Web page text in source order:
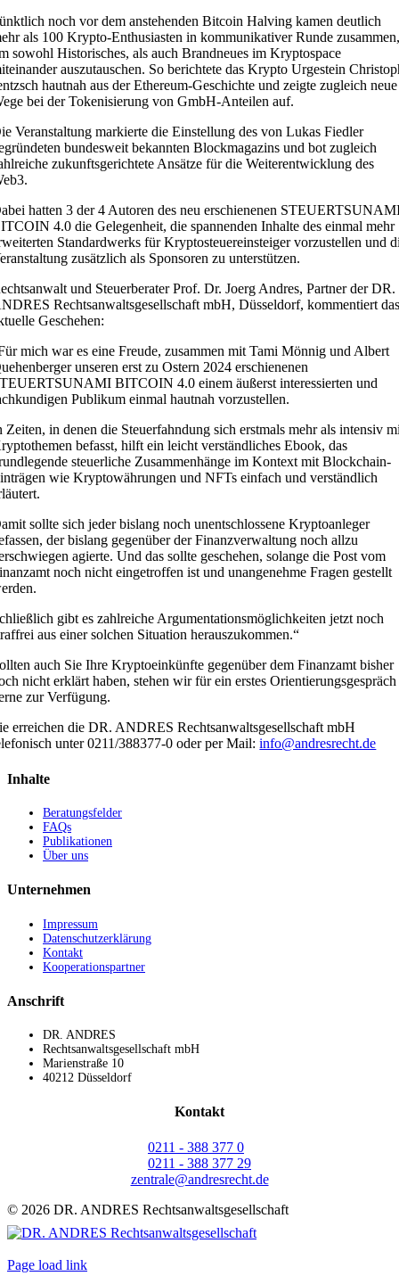
noch vor dem anstehenden Bitcoin Halving kamen deutlich
als 100 Krypto-Enthusiasten in kommunikativer Runde
sowohl Historisches, als auch Brandneues im Kryptospace
auszutauschen. So berichtete das Krypto Urgestein
hautnah aus der Ethereum-Geschichte und zeigte zugleich neue
bei der Tokenisierung von GmbH-Anteilen auf.
Veranstaltung markierte die Einstellung des von Lukas Fiedler
bundesweit bekannten Blockmagazins und bot zugleich
zukunftsgerichtete Ansätze für die Weiterentwicklung des
hatten 3 der 4 Autoren des neu erschienenen
4.0 die Gelegenheit, die spannenden Inhalte des einmal mehr
Standardwerks für Kryptosteuereinsteiger vorzustellen und
zusätzlich als Sponsoren zu unterstützen.
und Steuerberater Prof. Dr. Joerg Andres, Partner der DR.
Rechtsanwaltsgesellschaft mbH, Düsseldorf, kommentiert
Geschehen:
mich war es eine Freude, zusammen mit Tami Mönnig und Albert
unseren erst zu Ostern 2024 erschienenen
BITCOIN 4.0 einem äußerst interessierten und
Publikum einmal hautnah vorzustellen.
Zeiten, in denen die Steuerfahndung sich erstmals mehr als intensiv
befasst, hilft ein leicht verständliches Ebook, das
steuerliche Zusammenhänge im Kontext mit Blockchain-
wie Kryptowährungen und NFTs einfach und verständlich
sollte sich jeder bislang noch unentschlossene Kryptoanleger
der bislang gegenüber der Finanzverwaltung noch allzu
agierte. Und das sollte geschehen, solange die Post vom
noch nicht eingetroffen ist und unangenehme Fragen gestellt
gibt es zahlreiche Argumentationsmöglichkeiten jetzt noch
aus einer solchen Situation herauszukommen.“
auch Sie Ihre Kryptoeinkünfte gegenüber dem Finanzamt bisher
nicht erklärt haben, stehen wir für ein erstes Orientierungsgespräch
zur Verfügung.
erreichen die DR. ANDRES Rechtsanwaltsgesellschaft mbH
unter 0211/388377-0 oder per Mail:info@andresrecht.de
Inhalte
Beratungsfelder
FAQs
Publikationen
Über uns
Unternehmen
Impressum
Datenschutzerklärung
Kontakt
Kooperationspartner
Anschrift
DR. ANDRES
Rechtsanwaltsgesellschaft mbH
Marienstraße 10
40212 Düsseldorf
Kontakt
0211 - 388 377 0
0211 - 388 377 29
zentrale@andresrecht.de
© 2026 DR. ANDRES Rechtsanwaltsgesellschaft
Facebook
YouTube
Page load link